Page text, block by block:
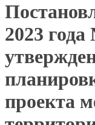
2023
проекта